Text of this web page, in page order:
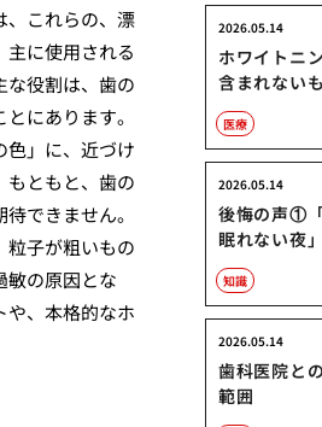
、これらの、漂
に使用される
な役割は、歯の
にあります。
色」に、近づけ
もともと、歯の
できません。
粒子が粗いもの
敏の原因とな
や、本格的なホ
ホワイトニ
含まれない
2026.05.14
医療
後悔の声①
眠れない夜」
2026.05.14
知識
歯科医院と
範囲
2026.05.14